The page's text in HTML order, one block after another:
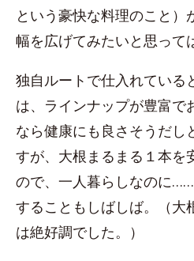
という豪快な料理のこと）
幅を広げてみたいと思って
独自ルートで仕入れている
は、ラインナップが豊富で
なら健康にも良さそうだし
すが、大根まるまる１本を
ので、一人暮らしなのに
することもしばしば。（大
は絶好調でした。）